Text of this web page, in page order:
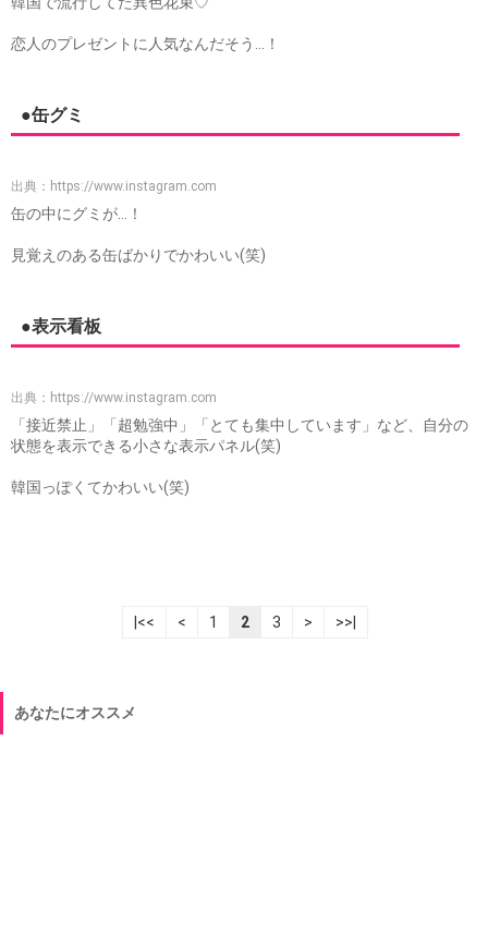
恋人のプレゼントに人気なんだそう…！
●缶グミ
出典： https://www.instagram.com
缶の中にグミが…！
見覚えのある缶ばかりでかわいい(笑)
●表示看板
出典： https://www.instagram.com
「接近禁止」「超勉強中」「とても集中しています」など、自分の
状態を表示できる小さな表示パネル(笑)
韓国っぽくてかわいい(笑)
|<< < 1 2 3 > >>|
あなたにオススメ